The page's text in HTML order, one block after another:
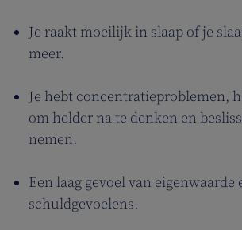
Je raakt moeilijk in slaap of je
meer.
Je hebt concentratieproblemen,
om helder na te denken en
nemen.
Een laag gevoel van eigenwaarde
schuldgevoelens.